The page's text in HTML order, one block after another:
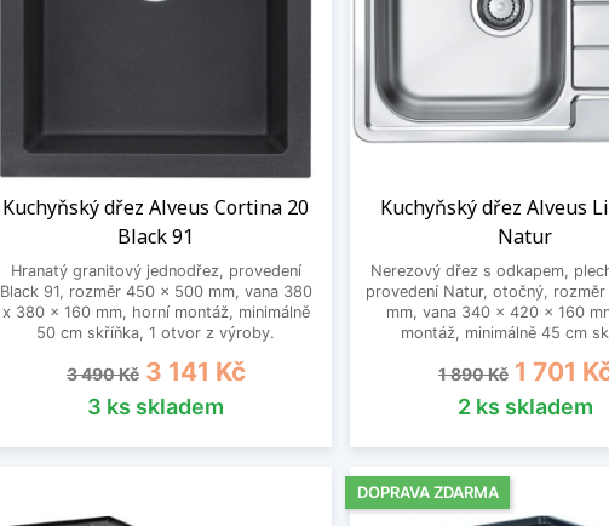
Kuchyňský dřez Alveus Cortina 20
Black 91
Hranatý granitový jednodřez, provedení
Black 91, rozměr 450 x 500 mm, vana 380
x 380 x 160 mm, horní montáž, minimálně
50 cm skříňka, 1 otvor z výroby.
Běžná cena
3 490 Kč Cena
3 141 Kč
3 ks skladem
Kuchyňský dřez Alveus
Natur
Nerezový dřez s odkapem,
provedení Natur, otočný,
mm, vana 340 x 420 x 160
montáž, minimálně 45 cm
Běžná cena
1 890 Kč Cena
1 701
2 ks skladem
DOPRAVA ZDARMA